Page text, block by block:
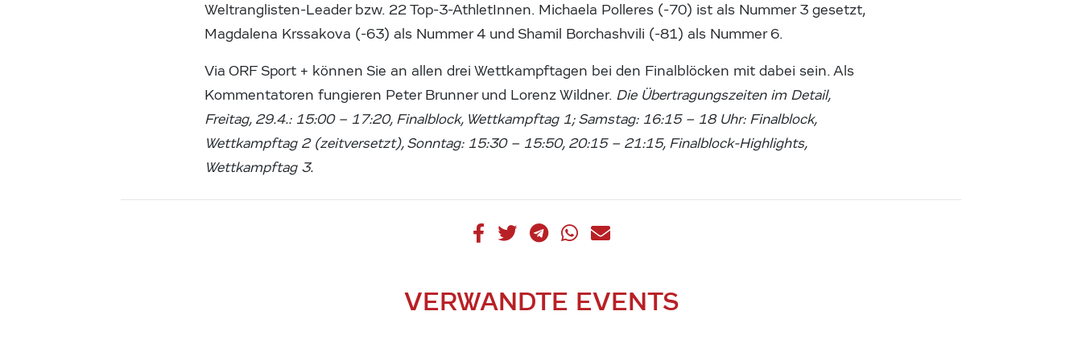
Weltranglisten-Leader bzw. 22 Top-3-AthletInnen. Michaela Polleres (-70) ist als Nummer 3 gesetzt,
Magdalena Krssakova (-63) als Nummer 4 und Shamil Borchashvili (-81) als Nummer 6.
Via ORF Sport + können Sie an allen drei Wettkampftagen bei den Finalblöcken mit dabei sein. Als
Kommentatoren fungieren Peter Brunner und Lorenz Wildner. Die Übertragungszeiten im Detail,
Freitag, 29.4.: 15:00 – 17:20, Finalblock, Wettkampftag 1; Samstag: 16:15 – 18 Uhr: Finalblock,
Wettkampftag 2 (zeitversetzt), Sonntag: 15:30 – 15:50, 20:15 – 21:15, Finalblock-Highlights,
Wettkampftag 3.
VERWANDTE EVENTS